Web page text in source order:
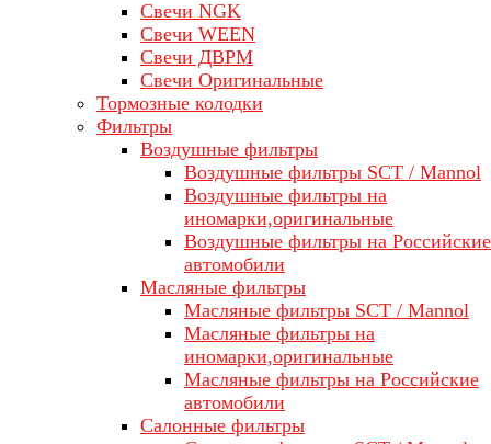
Свечи NGK
Свечи WEEN
Свечи ДВРМ
Свечи Оригинальные
Тормозные колодки
Фильтры
Воздушные фильтры
Воздушные фильтры SCT / Mannol
Воздушные фильтры на
иномарки,оригинальные
Воздушные фильтры на Российские
автомобили
Масляные фильтры
Масляные фильтры SCT / Mannol
Масляные фильтры на
иномарки,оригинальные
Масляные фильтры на Российские
автомобили
Салонные фильтры